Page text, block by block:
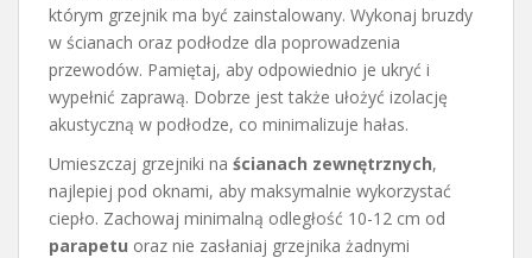
którym grzejnik ma być zainstalowany. Wykonaj bruzdy
w ścianach oraz podłodze dla poprowadzenia
przewodów. Pamiętaj, aby odpowiednio je ukryć i
wypełnić zaprawą. Dobrze jest także ułożyć izolację
akustyczną w podłodze, co minimalizuje hałas.
Umieszczaj grzejniki na ścianach zewnętrznych,
najlepiej pod oknami, aby maksymalnie wykorzystać
ciepło. Zachowaj minimalną odległość 10-12 cm od
parapetu oraz nie zasłaniaj grzejnika żadnymi